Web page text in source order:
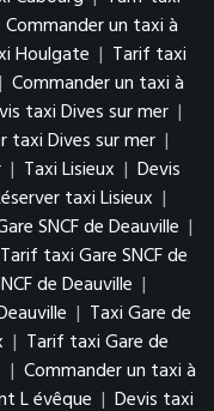
Commander un taxi à
Houlgate | Tarif taxi
| Commander un taxi à
taxi Dives sur mer |
taxi Dives sur mer |
| Taxi Lisieux | Devis
taxi Lisieux |
SNCF de Deauville |
Tarif taxi Gare SNCF de
de Deauville |
| Taxi Gare de
| Tarif taxi Gare de
| Commander un taxi à
L évêque | Devis taxi